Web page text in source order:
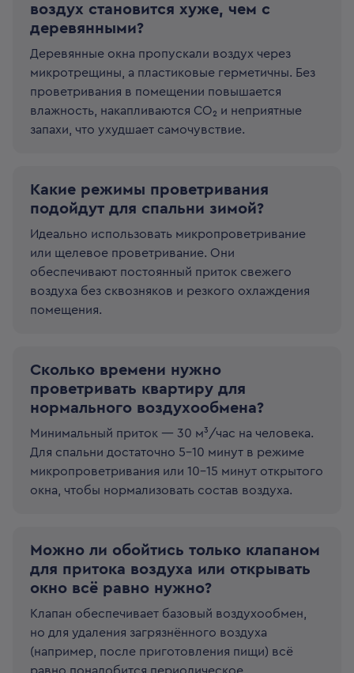
воздух становится хуже, чем с
деревянными?
Деревянные окна пропускали воздух через
микротрещины, а пластиковые герметичны. Без
проветривания в помещении повышается
влажность, накапливаются CO₂ и неприятные
запахи, что ухудшает самочувствие.
Какие режимы проветривания
подойдут для спальни зимой?
Идеально использовать микропроветривание
или щелевое проветривание. Они
обеспечивают постоянный приток свежего
воздуха без сквозняков и резкого охлаждения
помещения.
Сколько времени нужно
проветривать квартиру для
нормального воздухообмена?
Минимальный приток — 30 м³/час на человека.
Для спальни достаточно 5–10 минут в режиме
микропроветривания или 10–15 минут открытого
окна, чтобы нормализовать состав воздуха.
Можно ли обойтись только клапаном
для притока воздуха или открывать
окно всё равно нужно?
Клапан обеспечивает базовый воздухообмен,
но для удаления загрязнённого воздуха
(например, после приготовления пищи) всё
равно понадобится периодическое